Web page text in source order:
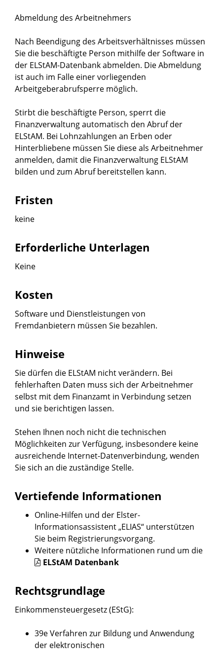
Abmeldung des Arbeitnehmers
Nach Beendigung des Arbeitsverhältnisses müssen
Sie die beschäftigte Person mithilfe der Software in
der ELStAM-Datenbank abmelden. Die Abmeldung
ist auch im Falle einer vorliegenden
Arbeitgeberabrufsperre möglich.
Stirbt die beschäftigte Person, sperrt die
Finanzverwaltung automatisch den Abruf der
ELStAM. Bei Lohnzahlungen an Erben oder
Hinterbliebene müssen Sie diese als Arbeitnehmer
anmelden, damit die Finanzverwaltung ELStAM
bilden und zum Abruf bereitstellen kann.
Fristen
keine
Erforderliche Unterlagen
Keine
Kosten
Software und Dienstleistungen von
Fremdanbietern müssen Sie bezahlen.
Hinweise
Sie dürfen die ELStAM nicht verändern. Bei
fehlerhaften Daten muss sich der Arbeitnehmer
selbst mit dem Finanzamt in Verbindung setzen
und sie berichtigen lassen.
Stehen Ihnen noch nicht die technischen
Möglichkeiten zur Verfügung, insbesondere keine
ausreichende Internet-Datenverbindung, wenden
Sie sich an die zuständige Stelle.
Vertiefende Informationen
Online-Hilfen und der Elster-
Informationsassistent „ELIAS“ unterstützen
Sie beim Registrierungsvorgang.
Weitere nützliche Informationen rund um die
ELStAM Datenbank
Rechtsgrundlage
Einkommensteuergesetz (EStG):
39e Verfahren zur Bildung und Anwendung
der elektronischen